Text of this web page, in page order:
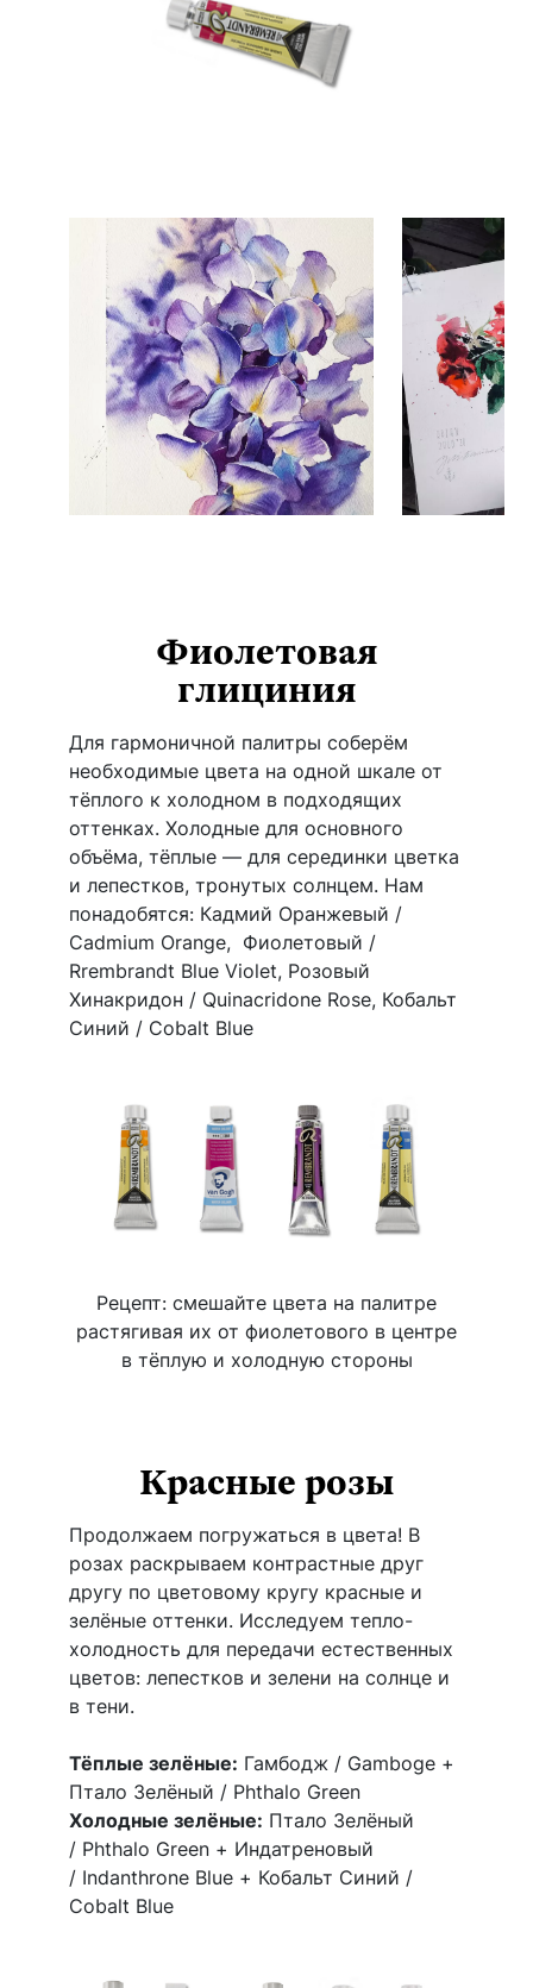
Фиолетовая
глициния
Для гармоничной палитры соберём
необходимые цвета на одной шкале от
тёплого к холодном в подходящих
оттенках. Холодные для основного
объёма, тёплые — для серединки цветка
и лепестков, тронутых солнцем. Нам
понадобятся: Кадмий Оранжевый /
Cadmium Orange, Фиолетовый /
Rrembrandt Blue Violet, Розовый
Хинакридон / Quinacridone Rose, Кобальт
Синий / Cobalt Blue
Рецепт: смешайте цвета на палитре
растягивая их от фиолетового в центре
в тёплую и холодную стороны
Красные розы
Продолжаем погружаться в цвета! В
розах раскрываем контрастные друг
другу по цветовому кругу красные и
зелёные оттенки. Исследуем тепло-
холодность для передачи естественных
цветов: лепестков и зелени на солнце и
в тени.
Тёплые зелёные: Гамбодж / Gamboge +
Птало Зелёный / Phthalo Green
Холодные зелёные: Птало Зелёный
/ Phthalo Green + Индатреновый
/ Indanthrone Blue + Кобальт Синий /
Cobalt Blue